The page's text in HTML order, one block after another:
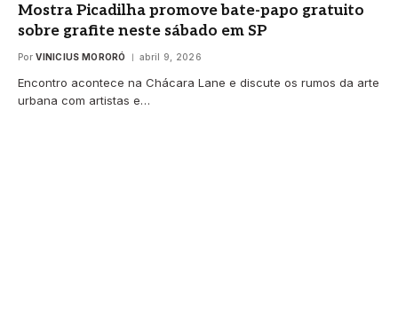
Mostra Picadilha promove bate-papo gratuito
sobre grafite neste sábado em SP
Por VINICIUS MORORÓ abril 9, 2026
Encontro acontece na Chácara Lane e discute os rumos da arte
urbana com artistas e…